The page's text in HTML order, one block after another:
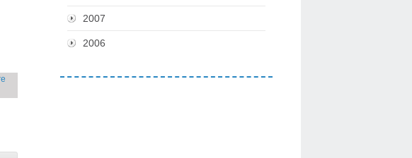
2007
2006